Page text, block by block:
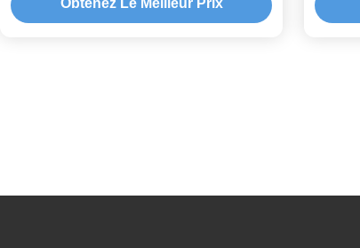
Obtenez Le Meilleur Prix